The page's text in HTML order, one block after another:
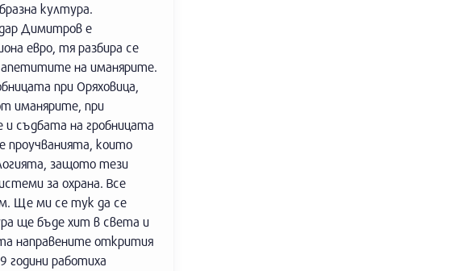
култура.
Димитров е
евро, тя разбира се
апетитите на иманярите.
при Оряховица,
иманярите, при
съдбата на гробницата
проучванията, които
защото тези
за охрана. Все
Ще ми се тук да се
ще бъде хит в света и
направените открития
години работиха